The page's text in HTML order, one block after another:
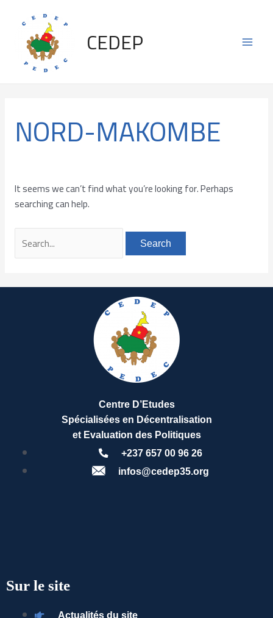
content
CEDEP
NORD-MAKOMBE
It seems we can’t find what you’re looking for. Perhaps
searching can help.
for:
Centre D’Etudes
Spécialisées en Décentralisation
et Evaluation des Politiques
+237 657 00 96 26
infos@cedep35.org
Sur le site
Actualités du site